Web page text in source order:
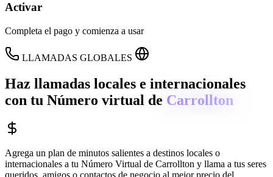
Activar
Completa el pago y comienza a usar
LLAMADAS GLOBALES
Haz llamadas locales e internacionales
con tu Número virtual de Carrollton
Agrega un plan de minutos salientes a destinos locales o
internacionales a tu Número Virtual de Carrollton y llama a tus seres
queridos, amigos o contactos de negocio al mejor precio del